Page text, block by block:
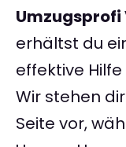
erhältst du
effektive
Wir stehen
Seite vor,